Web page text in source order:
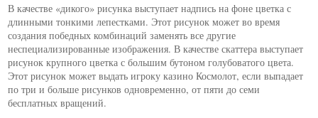
В качестве «дикого» рисунка выступает надпись на фоне цветка с
длинными тонкими лепестками. Этот рисунок может во время
создания победных комбинаций заменять все другие
неспециализированные изображения. В качестве скаттера выступает
рисунок крупного цветка с большим бутоном голубоватого цвета.
Этот рисунок может выдать игроку казино Космолот, если выпадает
по три и больше рисунков одновременно, от пяти до семи
бесплатных вращений.